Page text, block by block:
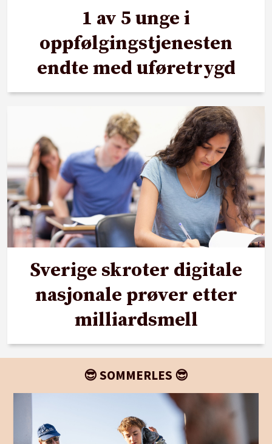
1 av 5 unge i
oppfølgingstjenesten
endte med uføretrygd
Sverige skroter digitale
nasjonale prøver etter
milliardsmell
😎 SOMMERLES 😎